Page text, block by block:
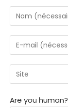
Are you